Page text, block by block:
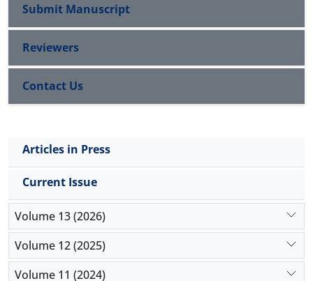
Submit Manuscript
Reviewers
Contact Us
Articles in Press
Current Issue
Volume 13 (2026)
Volume 12 (2025)
Volume 11 (2024)